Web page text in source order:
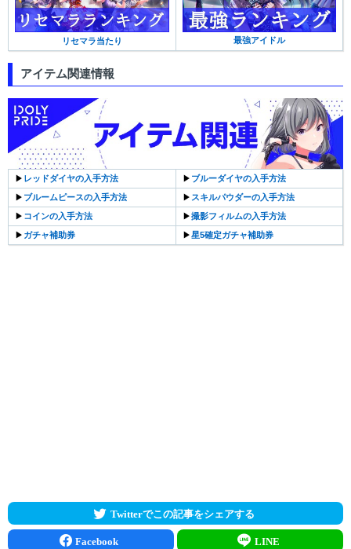
リセマラ当たり 最強アイドル
アイテム関連情報
▶︎ レッドダイヤの入手方法 ▶︎ ブルーダイヤの入手方法
▶︎ ブルームピースの入手方法 ▶︎スキルパウダーの入手方法
▶︎ コインの入手方法 ▶︎撮影フィルムの入手方法
▶︎ ガチャ補助券 ▶︎星5確定ガチャ補助券
Twitterでこの記事をシェアする
Facebook LINE